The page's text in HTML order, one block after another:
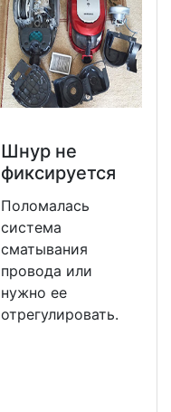
Шнур не
фиксируется
Поломалась
система
сматывания
провода или
нужно ее
отрегулировать.